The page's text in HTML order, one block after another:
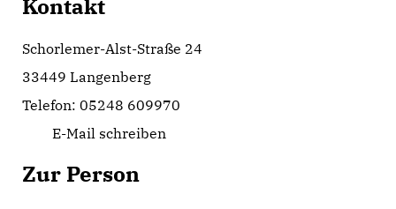
Kontakt
Schorlemer-Alst-Straße 24
33449 Langenberg
Telefon: 05248 609970
E-Mail schreiben
Zur Person